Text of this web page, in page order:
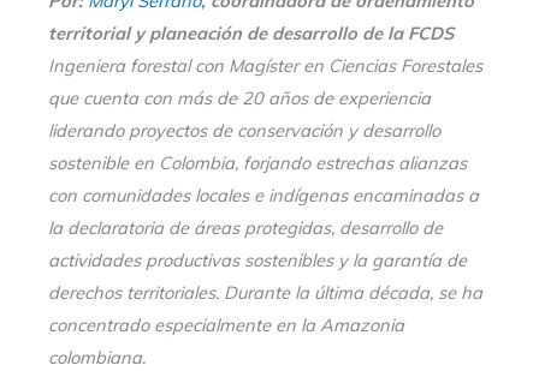
territorial y planeación de desarrollo de la FCDS
Ingeniera forestal con Magíster en Ciencias Forestales
que cuenta con más de 20 años de experiencia
liderando proyectos de conservación y desarrollo
sostenible en Colombia, forjando estrechas alianzas
con comunidades locales e indígenas encaminadas a
la declaratoria de áreas protegidas, desarrollo de
actividades productivas sostenibles y la garantía de
derechos territoriales. Durante la última década, se ha
concentrado especialmente en la Amazonia
colombiana.